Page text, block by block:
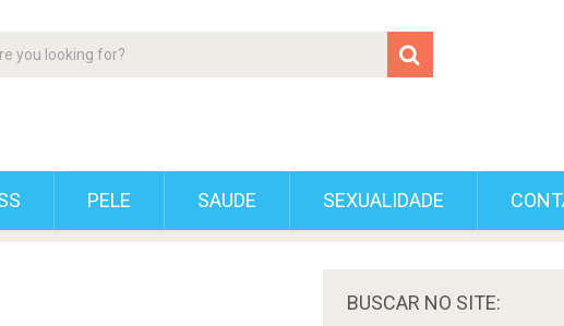
PELE SAUDE SEXUALIDADE
BUSCAR NO SITE: